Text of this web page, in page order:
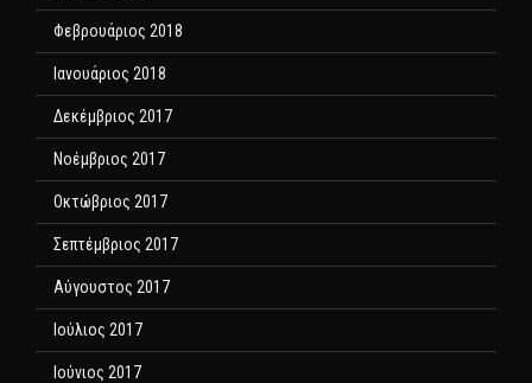
Φεβρουάριος 2018
Ιανουάριος 2018
Δεκέμβριος 2017
Νοέμβριος 2017
Οκτώβριος 2017
Σεπτέμβριος 2017
Αύγουστος 2017
Ιούλιος 2017
Ιούνιος 2017